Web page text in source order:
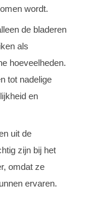
wordt.
de bladeren
als
hoeveelheden.
tot nadelige
en
uit de
zijn bij het
omdat ze
ervaren.